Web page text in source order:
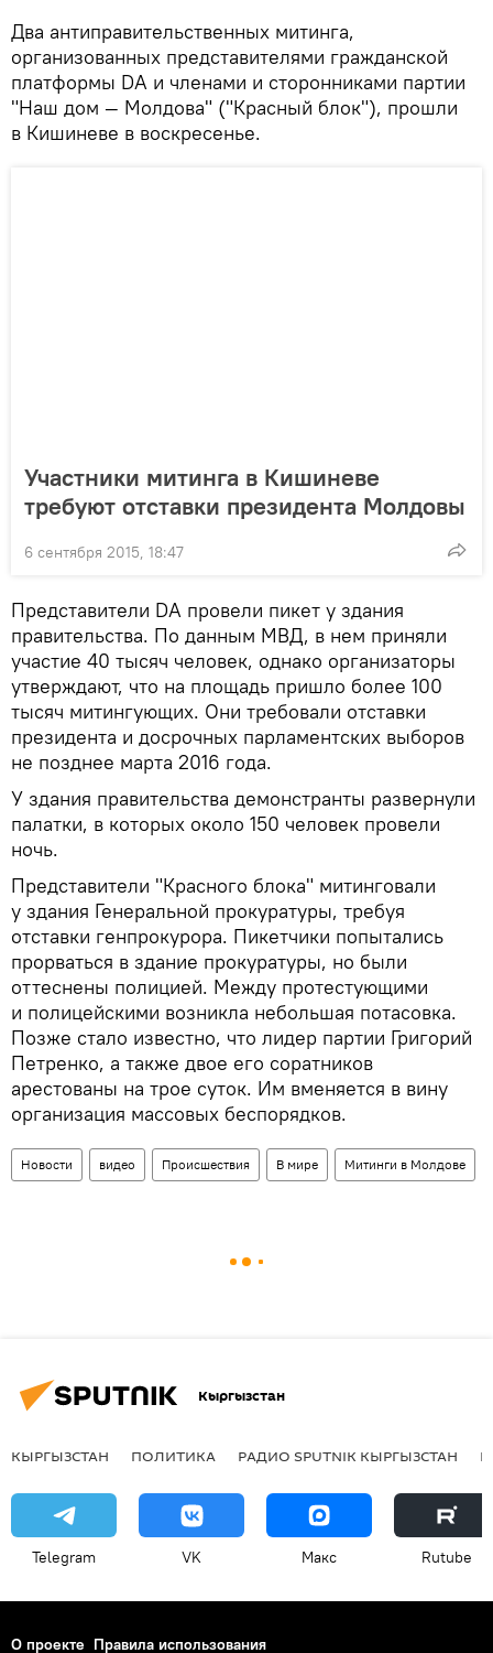
Два антиправительственных митинга,
организованных представителями гражданской
платформы DA и членами и сторонниками партии
"Наш дом — Молдова" ("Красный блок"), прошли
в Кишиневе в воскресенье.
Участники митинга в Кишиневе
требуют отставки президента Молдовы
6 сентября 2015, 18:47
Представители DA провели пикет у здания
правительства. По данным МВД, в нем приняли
участие 40 тысяч человек, однако организаторы
утверждают, что на площадь пришло более 100
тысяч митингующих. Они требовали отставки
президента и досрочных парламентских выборов
не позднее марта 2016 года.
У здания правительства демонстранты развернули
палатки, в которых около 150 человек провели
ночь.
Представители "Красного блока" митинговали
у здания Генеральной прокуратуры, требуя
отставки генпрокурора. Пикетчики попытались
прорваться в здание прокуратуры, но были
оттеснены полицией. Между протестующими
и полицейскими возникла небольшая потасовка.
Позже стало известно, что лидер партии Григорий
Петренко, а также двое его соратников
арестованы на трое суток. Им вменяется в вину
организация массовых беспорядков.
Новости видео Происшествия В мире Митинги в Молдове
Кыргызстан
КЫРГЫЗСТАН ПОЛИТИКА РАДИО SPUTNIK КЫРГЫЗСТАН
Telegram VK Макс Rutube
О проекте Правила использования